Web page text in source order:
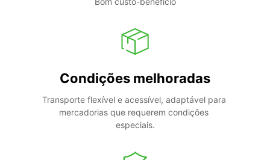
Condições melhoradas
Transporte flexível e acessível, adaptável para
mercadorias que requerem condições
especiais.